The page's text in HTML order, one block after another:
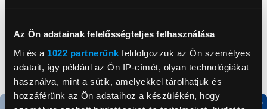
Az Ön adatainak felelősségteljes felhasználása
Mi és a 1022 partnerünk feldolgozzuk az Ön személyes
adatait, így például az Ön IP-címét, olyan technológiákat
használva, mint a sütik, amelyekkel tárolhatjuk és
hozzáférünk az Ön adataihoz a készülékén, hogy